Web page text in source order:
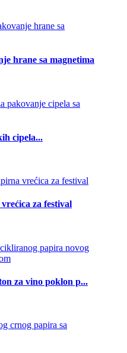
hrane sa magnetima
cipela...
za festival
za vino poklon p...